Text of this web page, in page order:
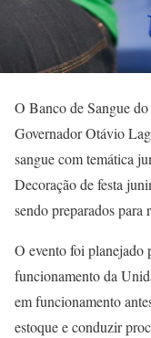
O Banco de Sangue
Governador Otávio
sangue com temática
Decoração de festa
sendo preparados para
O evento foi planejado
funcionamento da
em funcionamento
estoque e conduzir